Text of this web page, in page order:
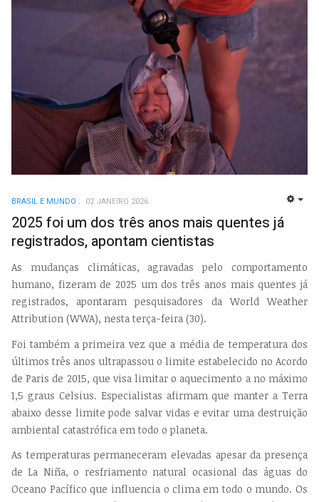
BRASIL E MUNDO 02 JANEIRO 2026
2025 foi um dos três anos mais quentes já
registrados, apontam cientistas
As mudanças climáticas, agravadas pelo comportamento
humano, fizeram de 2025 um dos três anos mais quentes já
registrados, apontaram pesquisadores da World Weather
Attribution (WWA), nesta terça-feira (30).
Foi também a primeira vez que a média de temperatura dos
últimos três anos ultrapassou o limite estabelecido no Acordo
de Paris de 2015, que visa limitar o aquecimento a no máximo
1,5 graus Celsius. Especialistas afirmam que manter a Terra
abaixo desse limite pode salvar vidas e evitar uma destruição
ambiental catastrófica em todo o planeta.
As temperaturas permaneceram elevadas apesar da presença
de La Niña, o resfriamento natural ocasional das águas do
Oceano Pacífico que influencia o clima em todo o mundo. Os